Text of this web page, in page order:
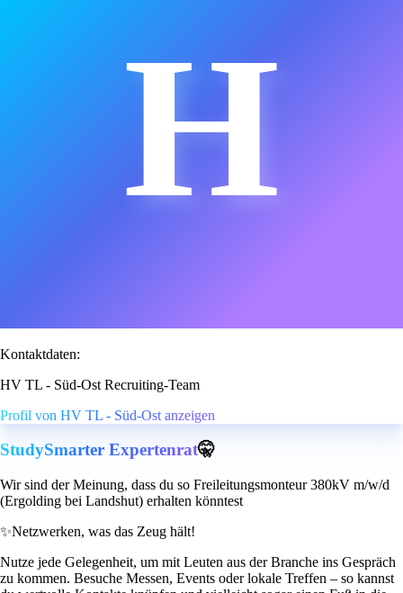
H
Kontaktdaten:
HV TL - Süd-Ost Recruiting-Team
Profil von HV TL - Süd-Ost anzeigen
StudySmarter Expertenrat🤫
Wir sind der Meinung, dass du so Freileitungsmonteur 380kV m/w/d
(Ergolding bei Landshut) erhalten könntest
✨Netzwerken, was das Zeug hält!
Nutze jede Gelegenheit, um mit Leuten aus der Branche ins Gespräch
zu kommen. Besuche Messen, Events oder lokale Treffen – so kannst